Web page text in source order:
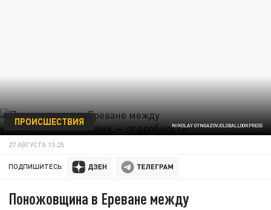
NIKOLAY GYNGAZOV/GLOBALLOOKPRESS
ПРОИСШЕСТВИЯ
27 АВГУСТА 13:25
ПОДПИШИТЕСЬ:
Поножовщина в Ереване между